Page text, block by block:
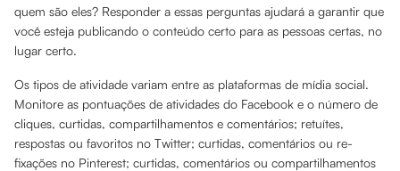
quem são eles? Responder a essas perguntas ajudará a garantir que
você esteja publicando o conteúdo certo para as pessoas certas, no
lugar certo.
Os tipos de atividade variam entre as plataformas de mídia social.
Monitore as pontuações de atividades do Facebook e o número de
cliques, curtidas, compartilhamentos e comentários; retuítes,
respostas ou favoritos no Twitter; curtidas, comentários ou re-
fixações no Pinterest; curtidas, comentários ou compartilhamentos